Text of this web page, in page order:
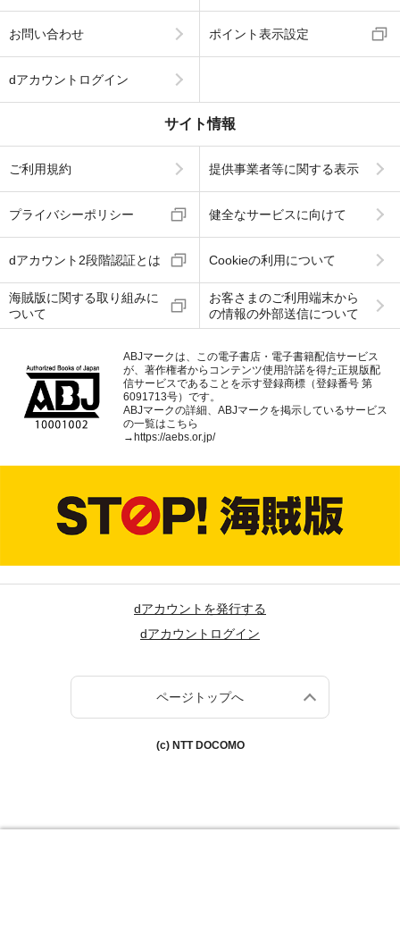
お問い合わせ ポイント表示設定
dアカウントログイン
サイト情報
ご利用規約 提供事業者等に関する表示
プライバシーポリシー 健全なサービスに向けて
dアカウント2段階認証とは Cookieの利用について
海賊版に関する取り組みに
ついて
お客さまのご利用端末から
の情報の外部送信について
ABJマークは、この電子書店・電子書籍配信サービス
が、著作権者からコンテンツ使用許諾を得た正規版配
信サービスであることを示す登録商標（登録番号 第
6091713号）です。
ABJマークの詳細、ABJマークを掲示しているサービス
の一覧はこちら
→ https://aebs.or.jp/
dアカウントを発行する
dアカウントログイン
ページトップへ
(c) NTT DOCOMO